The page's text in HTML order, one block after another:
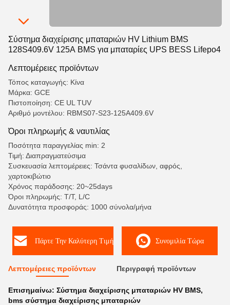
Σύστημα διαχείρισης μπαταριών HV Lithium BMS
128S409.6V 125A BMS για μπαταρίες UPS BESS Lifepo4
Λεπτομέρειες προϊόντων
Τόπος καταγωγής: Κίνα
Μάρκα: GCE
Πιστοποίηση: CE UL TUV
Αριθμό μοντέλου: RBMS07-S23-125A409.6V
Όροι πληρωμής & ναυτιλίας
Ποσότητα παραγγελίας min: 2
Τιμή: Διαπραγματεύσιμα
Συσκευασία λεπτομέρειες: Τσάντα φυσαλίδων, αφρός,
χαρτοκιβώτιο
Χρόνος παράδοσης: 20~25days
Όροι πληρωμής: T/T, L/C
Δυνατότητα προσφοράς: 1000 σύνολα/μήνα
Πάρτε Την Καλύτερη Τιμή Συνομιλία Τώρα
Λεπτομέρειες προϊόντων Περιγραφή προϊόντων
Επισημαίνω: Σύστημα διαχείρισης μπαταριών HV BMS,
bms σύστημα διαχείρισης μπαταριών